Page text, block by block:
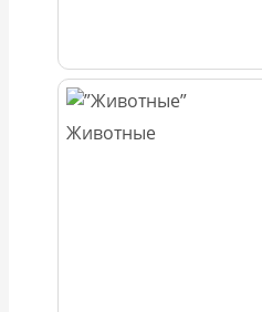
Животные